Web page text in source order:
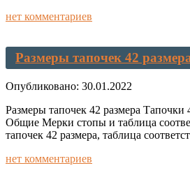
нет комментариев
Размеры тапочек 42
Опубликовано: 30.01.2022
Размеры тапочек 42 размера Тапочки
Общие Мерки стопы и таблица
тапочек 42 размера, таблица
нет комментариев